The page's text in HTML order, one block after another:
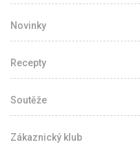
Novinky
Recepty
Soutěže
Zákaznický klub